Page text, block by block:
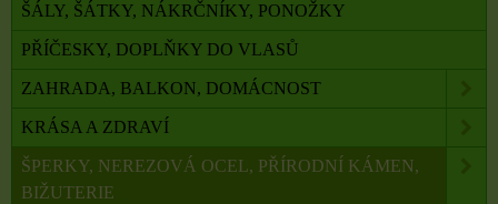
ŠÁLY, ŠÁTKY, NÁKRČNÍKY, PONOŽKY
PŘÍČESKY, DOPLŇKY DO VLASŮ
ZAHRADA, BALKON, DOMÁCNOST
KRÁSA A ZDRAVÍ
ŠPERKY, NEREZOVÁ OCEL, PŘÍRODNÍ KÁMEN,
BIŽUTERIE